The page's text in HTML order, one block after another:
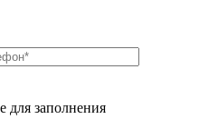
для заполнения